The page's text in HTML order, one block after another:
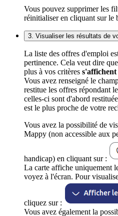
Vous pouvez supprimer les
réinitialiser en cliquant sur le
3. Visualiser les résultats de
La liste des offres d'emploi
pertinence. Cela veut dire
plus à vos critères
Vous avez renseigné le
restitue les offres répondant
celles-ci sont d'abord
est le plus proche de votre
Vous avez la possibilité de
Mappy (non accessible aux
handicap) en cliquant sur :
La carte affiche uniquement
voyez à l'écran. Pour
cliquez sur :
Vous avez également la